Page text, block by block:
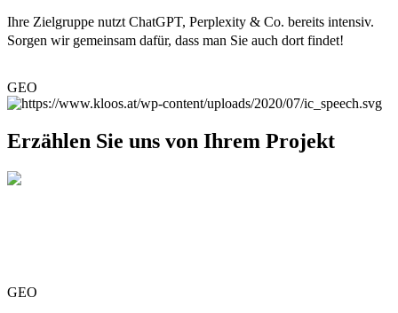
Ihre Zielgruppe nutzt ChatGPT, Perplexity & Co. bereits intensiv.
Sorgen wir gemeinsam dafür, dass man Sie auch dort findet!
GEO
Erzählen Sie uns von Ihrem Projekt
GEO